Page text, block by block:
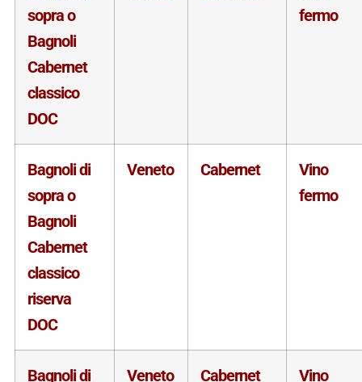
sopra o
Bagnoli
Cabernet
classico
DOC
fermo
Bagnoli di
sopra o
Bagnoli
Cabernet
classico
riserva
DOC
Veneto Cabernet
Vino
fermo
Bagnoli di Veneto Cabernet Vino